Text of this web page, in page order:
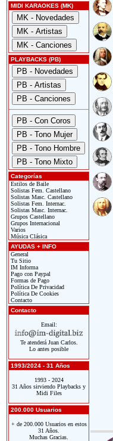
MIDI KARAOKES (MK)
PLAYBACKS (PB)
Categorías
Estilos de Baile
Solistas Fem. Castellano
Solistas Masc. Castellano
Solistas Fem. Internac.
Solistas Masc. Internac.
Grupos Castellano
Grupos Internacional
Varios
Música Clásica
AYUDAS + INFO
General
Tu Sitio
IM Informa
Pago con Paypal
Formas de Pago
Política De Privacidad
Política De Cookies
Contacto
Contacto
Email:
Te atenderá Juan Carlos.
Lo antes posible
1993/2024 - 31 Años
1993 - 2024
31 Años sirviendo Playbacks y
Midi Files
200.000 Usuarios
+ de 200.000 Usuarios en estos
31 Años.
Muchas Gracias.